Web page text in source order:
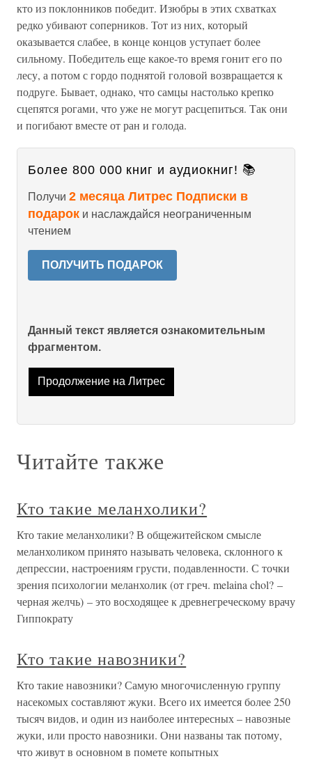
кто из поклонников победит. Изюбры в этих схватках
редко убивают соперников. Тот из них, который
оказывается слабее, в конце концов уступает более
сильному. Победитель еще какое-то время гонит его по
лесу, а потом с гордо поднятой головой возвращается к
подруге. Бывает, однако, что самцы настолько крепко
сцепятся рогами, что уже не могут расцепиться. Так они
и погибают вместе от ран и голода.
Более 800 000 книг и аудиокниг! 📚
Получи 2 месяца Литрес Подписки в
подарок и наслаждайся неограниченным
чтением
ПОЛУЧИТЬ ПОДАРОК
Данный текст является ознакомительным
фрагментом.
Продолжение на Литрес
Читайте также
Кто такие меланхолики?
Кто такие меланхолики? В общежитейском смысле
меланхоликом принято называть человека, склонного к
депрессии, настроениям грусти, подавленности. С точки
зрения психологии меланхолик (от греч. melaina chol? –
черная желчь) – это восходящее к древнегреческому врачу
Гиппократу
Кто такие навозники?
Кто такие навозники? Самую многочисленную группу
насекомых составляют жуки. Всего их имеется более 250
тысяч видов, и один из наиболее интересных – навозные
жуки, или просто навозники. Они названы так потому,
что живут в основном в помете копытных